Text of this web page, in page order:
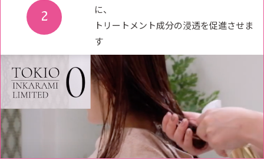
2
に、
トリートメント成分の浸透を促進させま
す